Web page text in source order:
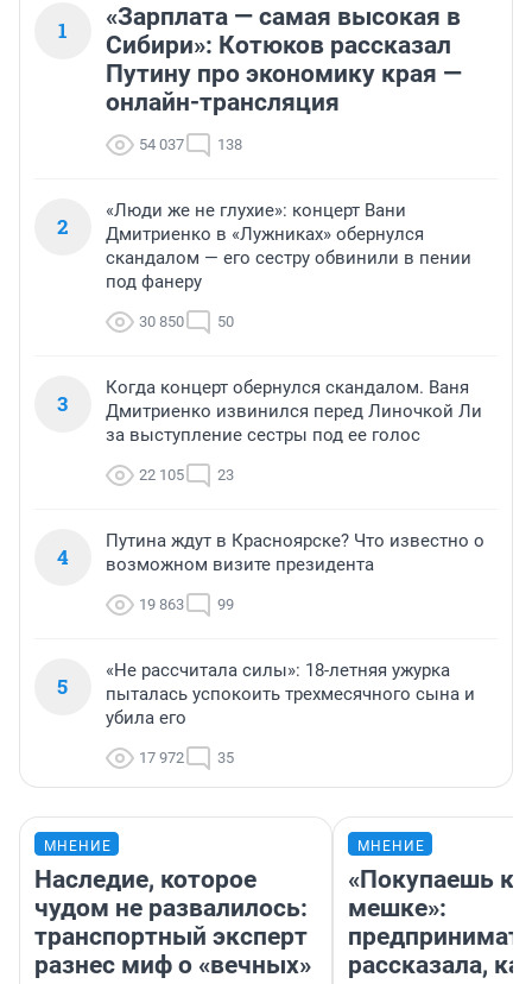
1
«Зарплата — самая высокая в
Сибири»: Котюков рассказал
Путину про экономику края —
онлайн-трансляция
54 037 138
2
«Люди же не глухие»: концерт Вани
Дмитриенко в «Лужниках» обернулся
скандалом — его сестру обвинили в пении
под фанеру
30 850 50
3
Когда концерт обернулся скандалом. Ваня
Дмитриенко извинился перед Линочкой Ли
за выступление сестры под ее голос
22 105 23
4
Путина ждут в Красноярске? Что известно о
возможном визите президента
19 863 99
5
«Не рассчитала силы»: 18-летняя ужурка
пыталась успокоить трехмесячного сына и
убила его
17 972 35
МНЕНИЕ
Наследие, которое
чудом не развалилось:
транспортный эксперт
разнес миф о «вечных»
МНЕНИЕ
«Покупаешь
мешке»:
рассказала,